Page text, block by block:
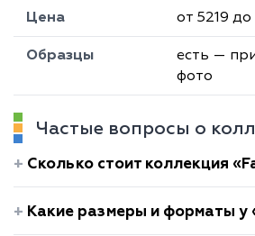
Цена от 5219
Образцы
есть —
фото
Частые вопросы о
Сколько стоит коллекция
Какие размеры и форматы у